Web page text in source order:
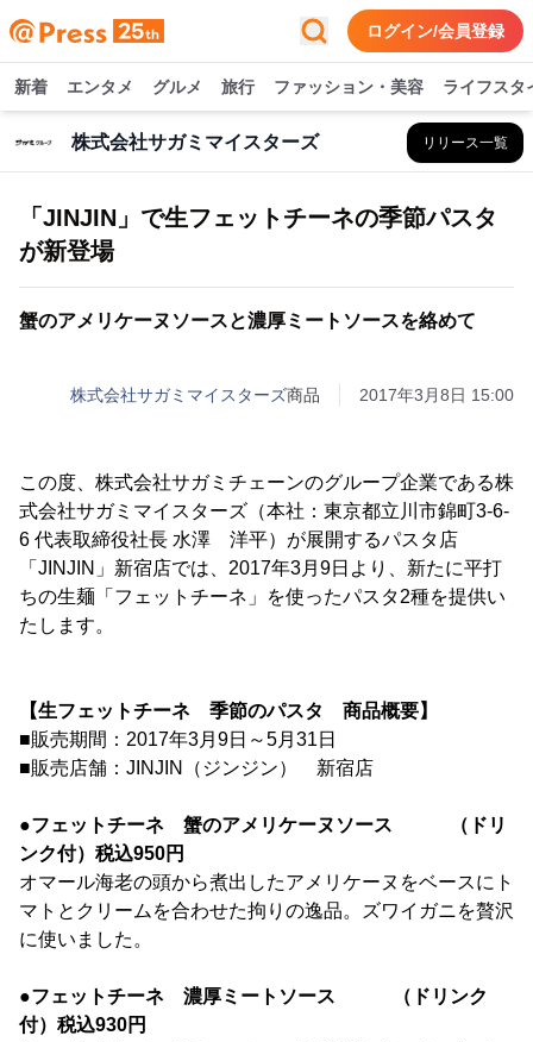
ログイン/会員登録
新着 エンタメ グルメ 旅行 ファッション・美容 ライフスタ
株式会社サガミマイスターズ リリース一覧
「JINJIN」で生フェットチーネの季節パスタ
が新登場
蟹のアメリケーヌソースと濃厚ミートソースを絡めて
株式会社サガミマイスターズ商品 2017年3月8日 15:00
この度、株式会社サガミチェーンのグループ企業である株
式会社サガミマイスターズ（本社：東京都立川市錦町3-6-
6 代表取締役社長 水澤 洋平）が展開するパスタ店
「JINJIN」新宿店では、2017年3月9日より、新たに平打
ちの生麺「フェットチーネ」を使ったパスタ2種を提供い
たします。
【生フェットチーネ 季節のパスタ 商品概要】
■販売期間：2017年3月9日～5月31日
■販売店舗：JINJIN（ジンジン） 新宿店
●フェットチーネ 蟹のアメリケーヌソース （ドリ
ンク付）税込950円
オマール海老の頭から煮出したアメリケーヌをベースにト
マトとクリームを合わせた拘りの逸品。ズワイガニを贅沢
に使いました。
●フェットチーネ 濃厚ミートソース （ドリンク
付）税込930円